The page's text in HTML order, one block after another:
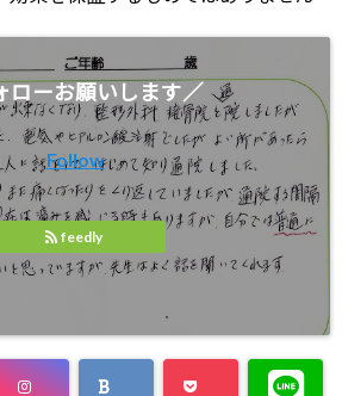
ローお願いします／
Follow
feedly